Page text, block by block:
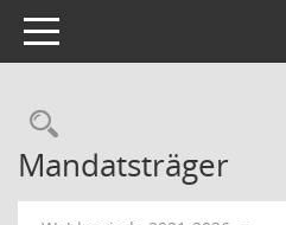
Toggle navigation
Rechercheauswahl
Mandatsträger